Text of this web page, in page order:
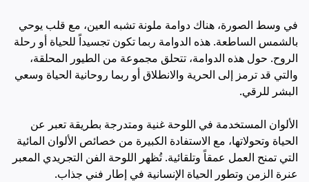
في وسط الصورة، هناك دوامة ملونة تشبه العين، مع قلب يوحي
بالشمس الساطعة. هذه الدوامة ربما تكون تجسيداً للحياة أو رحلة
الروح. حول هذه الدوامة، تتحلق مجموعة من الطيور المحلقة،
والتي قد ترمز إلى الحرية والانطلاق أو ربما روحانية الحياة وسعي
البشر للرقي.
الألوان المستخدمة في اللوحة غنية ومتدرجة بطريقة تعبر عن
الحياة وتحولاتها، مع الاستفادة الكبيرة من خصائص الألوان المائية
التي تمنح العمل عمقاً وتلقائية. تُظهر اللوحة الفن التجريدي المعبر
عنرة الزمن وتطور الحياة الإنسانية في إطار فني جذاب.